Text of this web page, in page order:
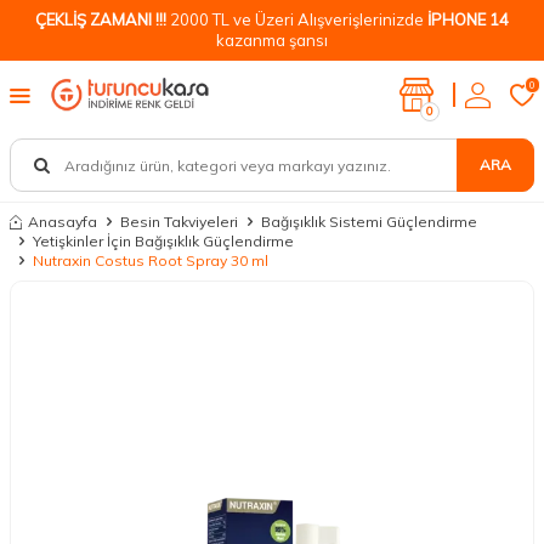
ÇEKLİŞ ZAMANI !!! 2000 TL ve Üzeri Alışverişlerinizde İPHONE 14
kazanma şansı
ARA
0
0
Anasayfa Besin Takviyeleri
Bağışıklık Sistemi Güçlendirme
Yetişkinler İçin Bağışıklık Güçlendirme
Nutraxin Costus Root Spray 30 ml